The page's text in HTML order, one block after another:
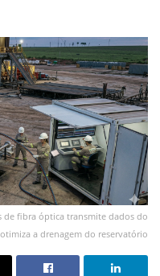
de fibra óptica transmite dados do
a drenagem do reservatório